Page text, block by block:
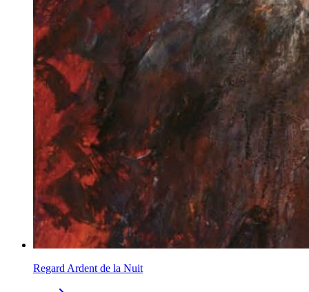
Regard Ardent de la Nuit